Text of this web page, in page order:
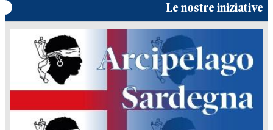
Le nostre iniziative